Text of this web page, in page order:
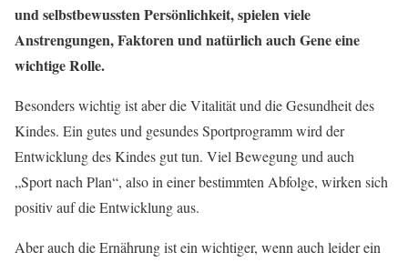
und selbstbewussten Persönlichkeit, spielen viele
Anstrengungen, Faktoren und natürlich auch Gene eine
wichtige Rolle.
Besonders wichtig ist aber die Vitalität und die Gesundheit des
Kindes. Ein gutes und gesundes Sportprogramm wird der
Entwicklung des Kindes gut tun. Viel Bewegung und auch
„Sport nach Plan“, also in einer bestimmten Abfolge, wirken sich
positiv auf die Entwicklung aus.
Aber auch die Ernährung ist ein wichtiger, wenn auch leider ein